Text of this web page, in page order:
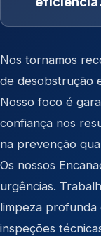
Nos tornamos
de desobstrução
Nosso foco é
confiança nos
na prevenção
Os nossos
urgências.
limpeza
inspeções